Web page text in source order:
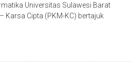
Universitas Sulawesi Barat
Cipta (PKM-KC) bertajuk